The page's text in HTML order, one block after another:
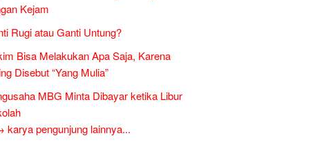
Kejam
Rugi atau Ganti Untung?
Bisa Melakukan Apa Saja, Karena
Disebut “Yang Mulia”
MBG Minta Dibayar ketika Libur
pengunjung lainnya...